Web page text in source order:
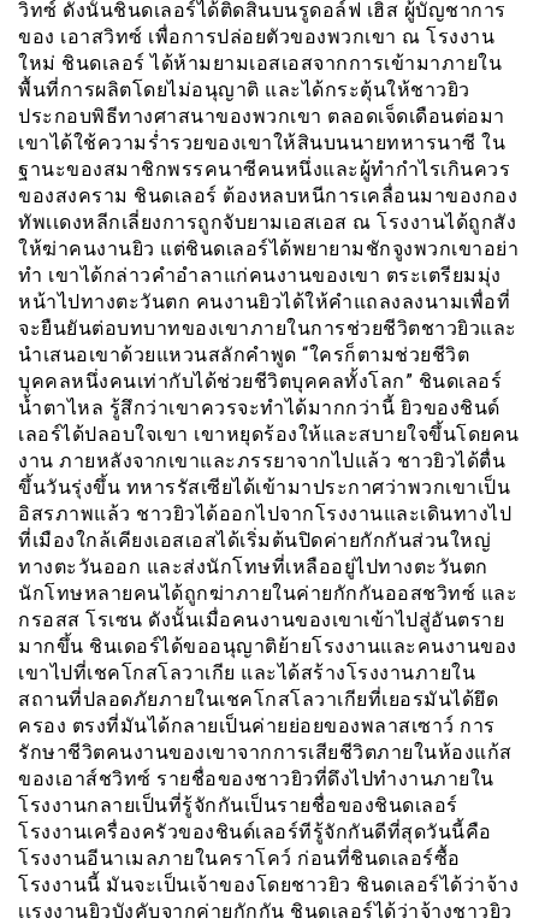
วิทซ์ ดังนั้นชินดเลอร์ได้ติดสินบนรูดอล์ฟ เฮิส ผู้บัญชาการ
ของ เอาสวิทซ์ เพื่อการปล่อยตัวของพวกเขา ณ โรงงาน
ใหม่ ชินดเลอร์ ได้ห้ามยามเอสเอสจากการเข้ามาภายใน
พื้นที่การผลิตโดยไม่อนุญาติ และได้กระตุ้นให้ชาวยิว
ประกอบพิธีทางศาสนาของพวกเขา ตลอดเจ็ดเดือนต่อมา
เขาได้ใช้ความร่ำรวยของเขาให้สินบนนายทหารนาซี ใน
ฐานะของสมาชิกพรรคนาซีคนหนึ่งและผู้ทำกำไรเกินควร
ของสงคราม ชินดเลอร์ ต้องหลบหนีการเคลื่อนมาของกอง
ทัพเเดงหลีกเลี่ยงการถูกจับยามเอสเอส ณ โรงงานได้ถูกสัง
ให้ฆ่าคนงานยิว แต่ชินดเลอร์ได้พยายามชักจูงพวกเขาอย่า
ทำ เขาได้กล่าวคำอำลาแก่คนงานของเขา ตระเตรียมมุ่ง
หน้าไปทางตะวันตก คนงานยิวได้ให้คำแถลงลงนามเพื่อที่
จะยืนยันต่อบทบาทของเขาภายในการช่วยชีวิตชาวยิวและ
นำเสนอเขาด้วยแหวนสลักคำพูด “ใครก็ตามช่วยชีวิต
บุคคลหนึ่งคนเท่ากับได้ช่วยชีวิตบุคคลทั้งโลก” ชินดเลอร์
น้ำตาไหล รู้สึกว่าเขาควรจะทำได้มากกว่านี้ ยิวของชินด์
เลอร์ได้ปลอบใจเขา เขาหยุดร้องให้และสบายใจขึ้นโดยคน
งาน ภายหลังจากเขาและภรรยาจากไปแล้ว ชาวยิวได้ตื่น
ขึ้นวันรุ่งขึ้น ทหารรัสเซียได้เข้ามาประกาศว่าพวกเขาเป็น
อิสรภาพแล้ว ชาวยิวได้ออกไปจากโรงงานและเดินทางไป
ที่เมืองใกล้เคียงเอสเอสได้เริ่มต้นปิดค่ายกักกันส่วนใหญ่
ทางตะวันออก และส่งนักโทษที่เหลืออยู่ไปทางตะวันตก
นักโทษหลายคนได้ถูกฆ่าภายในค่ายกักกันออสชวิทซ์ และ
กรอสส โรเซน ดังนั้นเมื่อคนงานของเขาเข้าไปสู่อันตราย
มากขึ้น ชินเดอร์ได้ขออนุญาติย้ายโรงงานและคนงานของ
เขาไปที่เชคโกสโลวาเกีย และได้สร้างโรงงานภายใน
สถานที่ปลอดภัยภายในเชคโกสโลวาเกียที่เยอรมันได้ยึด
ครอง ตรงที่มันได้กลายเป็นค่ายย่อยของพลาสเซาว์ การ
รักษาชีวิตคนงานของเขาจากการเสียชีวิตภายในห้องแก้ส
ของเอาส์ชวิทซ์ รายชื่อของชาวยิวที่ดึงไปทำงานภายใน
โรงงานกลายเป็นที่รู้จักกันเป็นรายชื่อของชินดเลอร์
โรงงานเครื่องครัวของชินด์เลอร์ทีรู้จักกันดีที่สุดวันนี้คือ
โรงงานอีนาเมลภายในคราโคว์ ก่อนที่ชินดเลอร์ซื้อ
โรงงานนี้ มันจะเป็นเจ้าของโดยชาวยิว ชินดเลอร์ได้ว่าจ้าง
เเรงงานยิวบังคับจากค่ายกักกัน ชินดเลอร์ได้ว่าจ้างชาวยิว